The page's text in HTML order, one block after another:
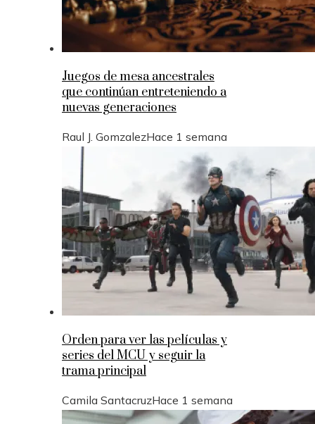
Juegos de mesa ancestrales
que continúan entreteniendo a
nuevas generaciones
Raul J. GomzalezHace 1 semana
Orden para ver las películas y
series del MCU y seguir la
trama principal
Camila SantacruzHace 1 semana